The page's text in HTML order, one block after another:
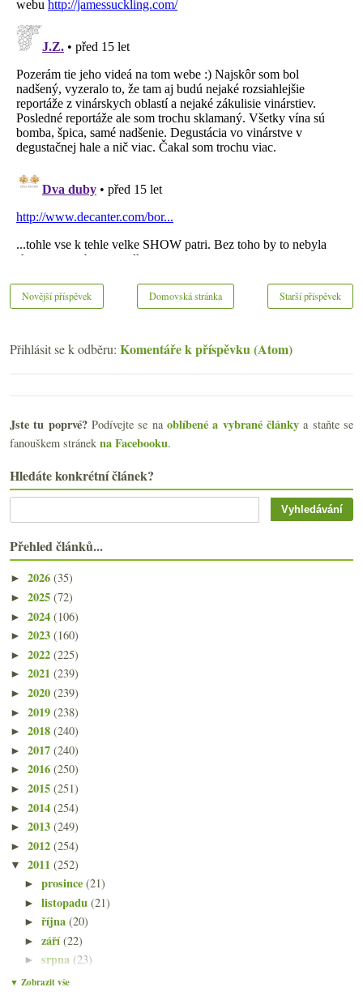
Novější příspěvek Starší příspěvek
Domovská stránka
Přihlásit se k odběru: Komentáře k příspěvku (Atom)
Jste tu poprvé?Podívejte se naoblíbené a vybrané články a staňte se
fanouškem stránek na Facebooku.
Hledáte konkrétní článek?
Přehled článků...
► 2026 (35)
► 2025 (72)
► 2024 (106)
► 2023 (160)
► 2022 (225)
► 2021 (239)
► 2020 (239)
► 2019 (238)
► 2018 (240)
► 2017 (240)
► 2016 (250)
► 2015 (251)
► 2014 (254)
► 2013 (249)
► 2012 (254)
▼ 2011 (252)
►prosince(21)
►listopadu(21)
►října(20)
►září(22)
►srpna (23)
►července
▼ Zobrazit vše